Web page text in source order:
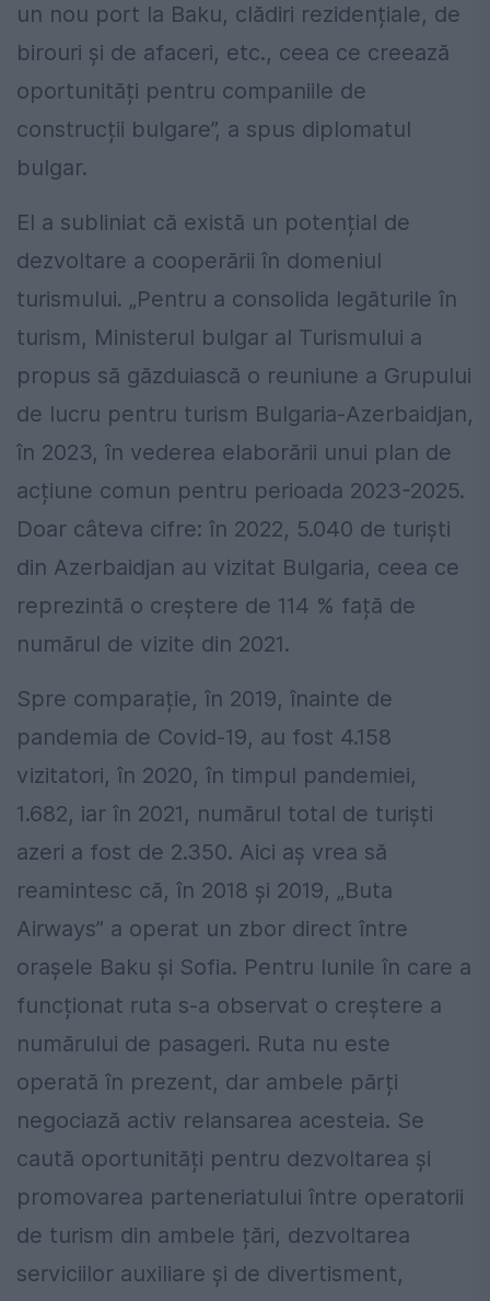
un nou port la Baku, clădiri rezidențiale, de
birouri și de afaceri, etc., ceea ce creează
oportunități pentru companiile de
construcții bulgare”, a spus diplomatul
bulgar.
El a subliniat că există un potențial de
dezvoltare a cooperării în domeniul
turismului. „Pentru a consolida legăturile în
turism, Ministerul bulgar al Turismului a
propus să găzduiască o reuniune a Grupului
de lucru pentru turism Bulgaria-Azerbaidjan,
în 2023, în vederea elaborării unui plan de
acțiune comun pentru perioada 2023-2025.
Doar câteva cifre: în 2022, 5.040 de turiști
din Azerbaidjan au vizitat Bulgaria, ceea ce
reprezintă o creștere de 114 % față de
numărul de vizite din 2021.
Spre comparație, în 2019, înainte de
pandemia de Covid-19, au fost 4.158
vizitatori, în 2020, în timpul pandemiei,
1.682, iar în 2021, numărul total de turiști
azeri a fost de 2.350. Aici aș vrea să
reamintesc că, în 2018 și 2019, „Buta
Airways” a operat un zbor direct între
orașele Baku și Sofia. Pentru lunile în care a
funcționat ruta s-a observat o creștere a
numărului de pasageri. Ruta nu este
operată în prezent, dar ambele părți
negociază activ relansarea acesteia. Se
caută oportunități pentru dezvoltarea și
promovarea parteneriatului între operatorii
de turism din ambele țări, dezvoltarea
serviciilor auxiliare și de divertisment,